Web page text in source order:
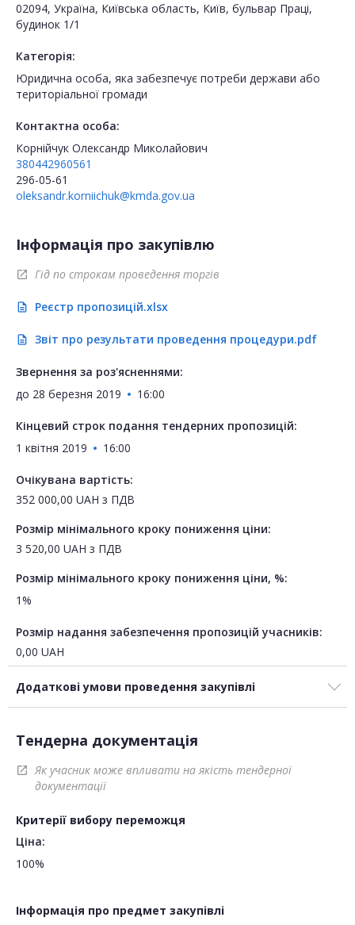
02094, Україна, Київська область, Київ, бульвар Праці,
будинок 1/1
Категорія:
Юридична особа, яка забезпечує потреби держави або
територіальної громади
Контактна особа:
Корнійчук Олександр Миколайович
380442960561
296-05-61
oleksandr.korniichuk@kmda.gov.ua
Інформація про закупівлю
open_in_new Гід по строкам проведення торгів
description Реєстр пропозицій.xlsx
description Звіт про результати проведення процедури.pdf
Звернення за роз'ясненнями:
до 28 березня 2019 16:00
Кінцевий строк подання тендерних пропозицій:
1 квітня 2019
16:00
Очікувана вартість:
352 000,00 UAH з ПДВ
Розмір мінімального кроку пониження ціни:
3 520,00 UAH з ПДВ
Розмір мінімального кроку пониження ціни, %:
1%
Розмір надання забезпечення пропозицій учасників:
0,00 UAH
Додаткові умови проведення закупівлі
Тендерна документація
open_in_new
Як учасник може впливати на якість тендерної
документації
Критерії вибору переможця
Ціна:
100%
Інформація про предмет закупівлі